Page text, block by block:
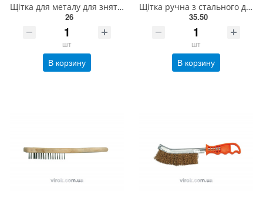
Щітка для металу для зняття іржі (латунний дріт, пластикова ручка) СТАНДАРТ BWPH0102
26
шт
В корзину
Щітка ручна з стального дроту VOREL, 3 ряди [12/120] 06930
35.50
шт
В корзину